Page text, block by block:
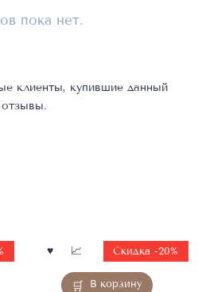
пока нет.
клиенты, купившие данный
отзывы.
В корзину
Скидка -20%